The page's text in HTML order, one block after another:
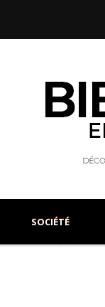
SOCIÉTÉ